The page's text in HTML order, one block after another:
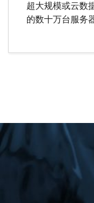
超大规模或云数
的数十万台服务